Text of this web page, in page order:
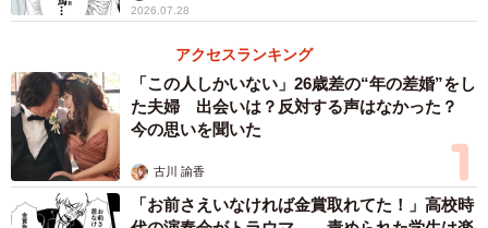
しては、「一人で生活する方が自由で気楽だから」（男性
41.8%、女性45.7%）が最多となったほか、「好きな人と一
緒に過ごせれば結婚にはこだわらない」（男性9.9％、女性
12.3％）といった意見が挙げられたものの、「特に理由は
ない」（男性19.8%、女性23.5%）という人も2割前後みら
れました。
2026.07.28
アクセスランキング
「この人しかいない」26歳差の“年の差婚”をし
た夫婦 出会いは？反対する声はなかった？
今の思いを聞いた
古川 諭香
「お前さえいなければ金賞取れてた！」高校時